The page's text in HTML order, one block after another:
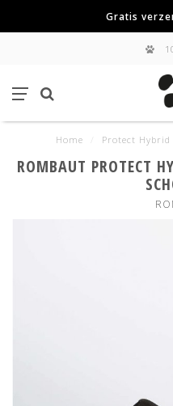
Gratis
Home Protect Hybrid
ROMBAUT PROTECT